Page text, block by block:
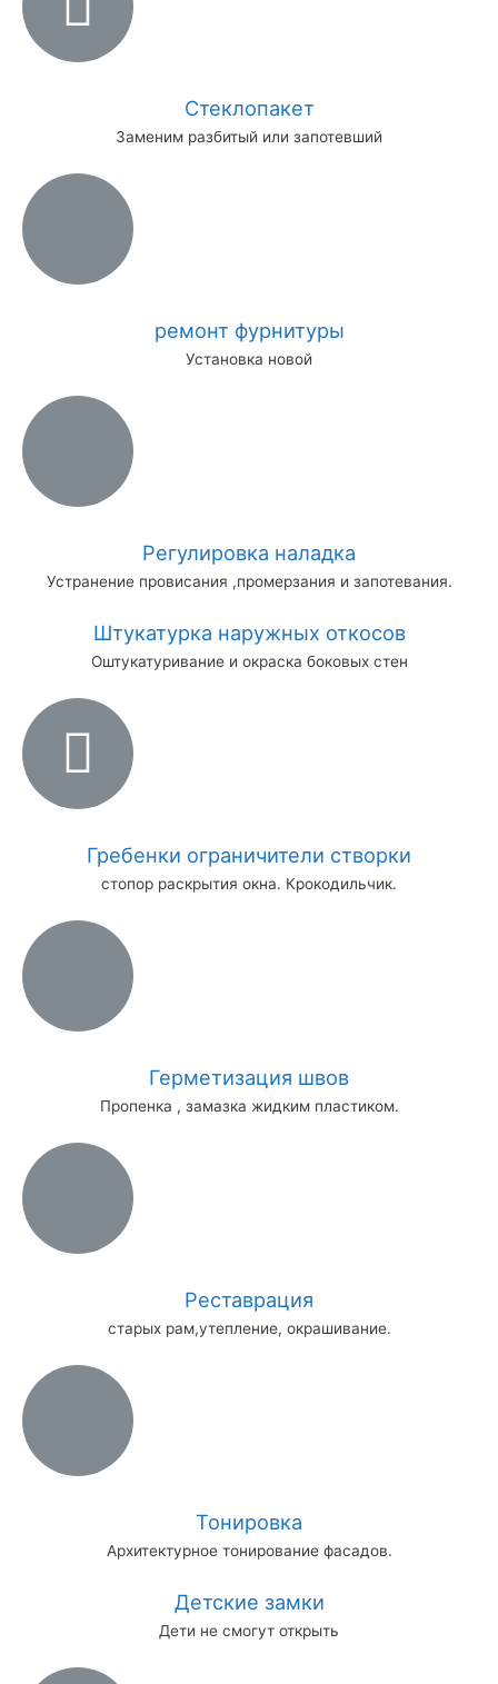
Стеклопакет
Заменим разбитый или запотевший
ремонт фурнитуры
Установка новой
Регулировка наладка
Устранение провисания ,промерзания и запотевания.
Штукатурка наружных откосов
Оштукатуривание и окраска боковых стен
Гребенки ограничители створки
стопор раскрытия окна. Крокодильчик.
Герметизация швов
Пропенка , замазка жидким пластиком.
Реставрация
старых рам,утепление, окрашивание.
Тонировка
Архитектурное тонирование фасадов.
Детские замки
Дети не смогут открыть